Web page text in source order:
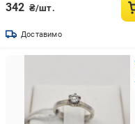
342 ₴/шт.
Доставимо